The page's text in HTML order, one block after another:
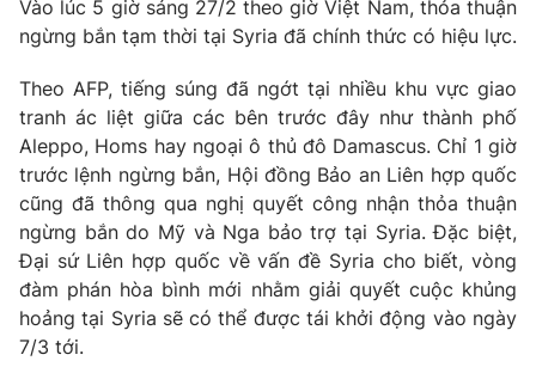
Góc doanh nghiệp
Truyền hình
Hậu trường
Nhân vật
Khán giả
Giải sao mai
Giải trí
Điện ảnh
Âm nhạc
Sao
Đời sống
Du lịch
Làm đẹp
Chất lượng cuộc sống
Giáo dục
Tuyển sinh
Học trực tuyến
Công nghệ
Hitech Công nghệ tương lai
Vào lúc 5 giờ sáng 27/2 theo giờ Việt Nam, thỏa thuận
ngừng bắn tạm thời tại Syria đã chính thức có hiệu lực.
Theo AFP, tiếng súng đã ngớt tại nhiều khu vực giao
tranh ác liệt giữa các bên trước đây như thành phố
Aleppo, Homs hay ngoại ô thủ đô Damascus. Chỉ 1 giờ
trước lệnh ngừng bắn, Hội đồng Bảo an Liên hợp quốc
cũng đã thông qua nghị quyết công nhận thỏa thuận
ngừng bắn do Mỹ và Nga bảo trợ tại Syria. Đặc biệt,
Đại sứ Liên hợp quốc về vấn đề Syria cho biết, vòng
đàm phán hòa bình mới nhằm giải quyết cuộc khủng
hoảng tại Syria sẽ có thể được tái khởi động vào ngày
7/3 tới.